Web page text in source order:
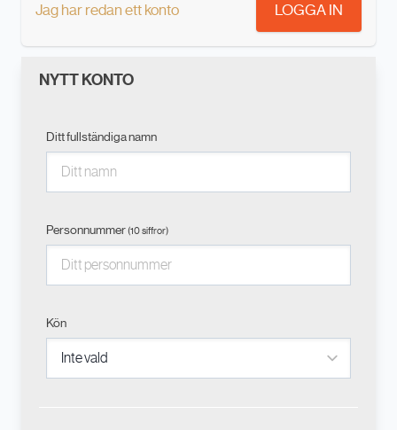
Jag har redan ett konto LOGGA IN
NYTT KONTO
Ditt fullständiga namn
Personnummer(10 siffror)
Kön